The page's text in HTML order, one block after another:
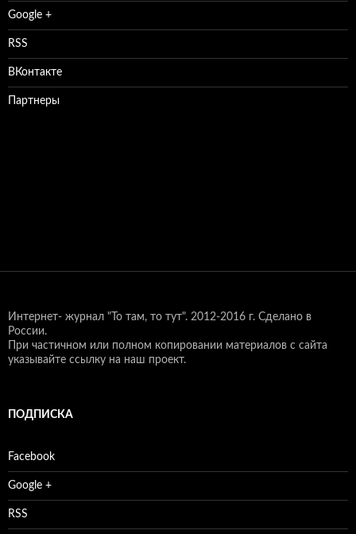
Google +
RSS
ВКонтакте
Партнеры
Интернет- журнал "То там, то тут". 2012-2016 г. Сделано в
России.
При частичном или полном копировании материалов с сайта
указывайте ссылку на наш проект.
ПОДПИСКА
Facebook
Google +
RSS